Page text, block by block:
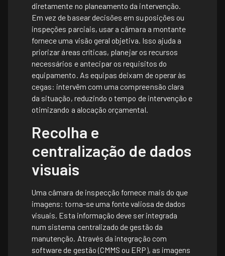
diretamente no planeamento da intervenção.
Em vez de basear decisões em suposições ou
inspeções parciais, usar a câmara a montante
fornece uma visão geral objetiva. Isso ajuda a
priorizar áreas críticas, planejar os recursos
necessários e antecipar os requisitos do
equipamento. As equipas deixam de operar às
cegas: intervêm com uma compreensão clara
da situação, reduzindo o tempo de intervenção e
otimizando a alocação orçamental.
Recolha e
centralização de dados
visuais
Uma câmara de inspecção fornece mais do que
imagens: torna-se uma fonte valiosa de dados
visuais. Esta informação deve ser integrada
num sistema centralizado de gestão da
manutenção. Através da integração com
software de gestão (CMMS ou ERP), as imagens